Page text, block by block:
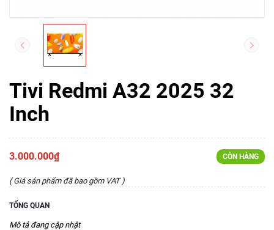
Tivi Redmi A32 2025 32
Inch
3.000.000₫ CÒN HÀNG
( Giá sản phẩm đã bao gồm VAT )
TỔNG QUAN
Mô tả đang cập nhật